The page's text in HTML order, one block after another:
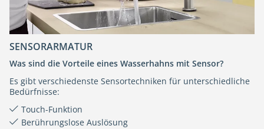
SENSORARMATUR
Was sind die Vorteile eines Wasserhahns mit Sensor?
Es gibt verschiedenste Sensortechniken für unterschiedliche
Bedürfnisse:
Touch-Funktion
Berührungslose Auslösung